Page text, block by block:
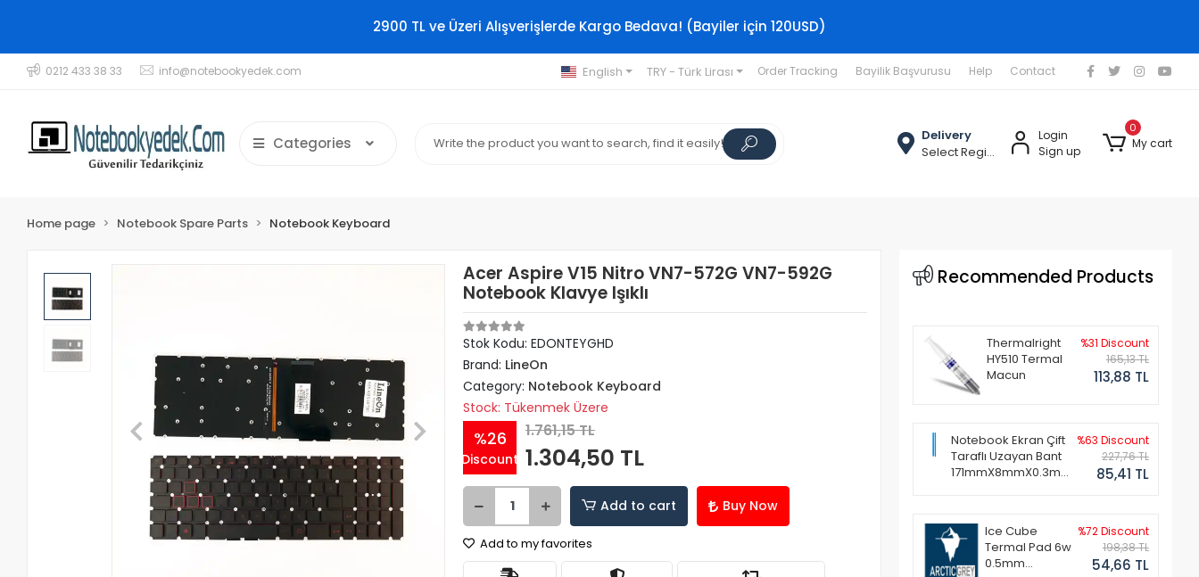
2900 TL ve Üzeri Alışverişlerde Kargo Bedava! (Bayiler için 120USD)
0212 433 38 33 info@notebookyedek.com English TRY - Türk Lirası Order Tracking Bayilik Başvurusu Help Contact
Categories
Delivery
Select Region
Login
Sign up
0
My cart
Home page Notebook Spare Parts Notebook Keyboard
Acer Aspire V15 Nitro VN7-572G VN7-592G
Notebook Klavye Işıklı
Stok Kodu: EDONTEYGHD
Brand: LineOn
Category: Notebook Keyboard
Stock: Tükenmek Üzere
%26
Discount
1.761,15 TL
1.304,50 TL
Add to cart Buy Now
Add to my favorites
Recommended Products
Thermalright
HY510 Termal
Macun
%31 Discount
165,13 TL
113,88 TL
Notebook Ekran Çift
Taraflı Uzayan Bant
171mmX8mmX0.3mm
%63 Discount
227,76 TL
85,41 TL
Ice Cube
Termal Pad 6w
0.5mm
%72 Discount
198,38 TL
54,66 TL